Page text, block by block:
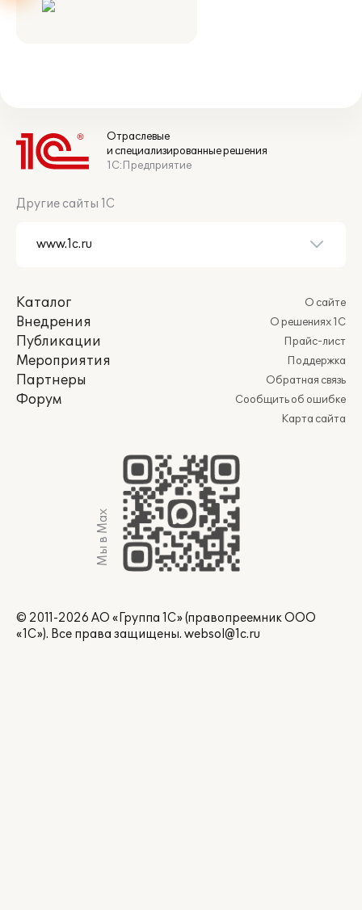
Отраслевые
и специализированные решения
1С:Предприятие
Другие сайты 1С
Каталог
Внедрения
Публикации
Мероприятия
Партнеры
Форум
О сайте
О решениях 1С
Прайс-лист
Поддержка
Обратная связь
Сообщить об ошибке
Карта сайта
Мы в Max
© 2011-2026 АО «Группа 1С» (правопреемник ООО
«1С»). Все права защищены. websol@1c.ru